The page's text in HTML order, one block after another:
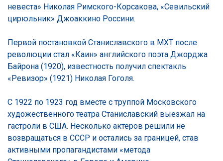
невеста» Николая Римского-Корсакова, «Севильский
цирюльник» Джоаккино Россини.
Первой постановкой Станиславского в МХТ после
революции стал «Каин» английского поэта Джорджа
Байрона (1920), известность получил спектакль
«Ревизор» (1921) Николая Гоголя.
С 1922 по 1923 год вместе с труппой Московского
художественного театра Станиславский выезжал на
гастроли в США. Несколько актеров решили не
возвращаться в СССР и остались за границей, став
активными пропагандистами «метода